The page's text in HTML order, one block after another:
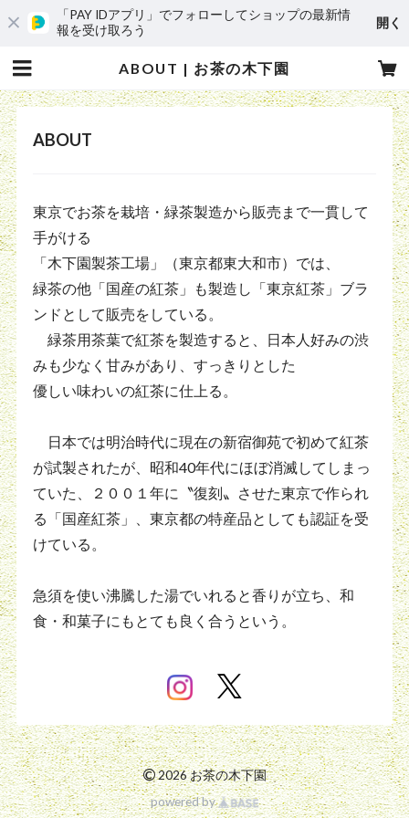
「PAY IDアプリ」でフォローしてショップの最新情
報を受け取ろう
開く
ABOUT | お茶の木下園
ABOUT
東京でお茶を栽培・緑茶製造から販売まで一貫して
手がける
「木下園製茶工場」（東京都東大和市）では、
緑茶の他「国産の紅茶」も製造し「東京紅茶」ブラ
ンドとして販売をしている。
緑茶用茶葉で紅茶を製造すると、日本人好みの渋
みも少なく甘みがあり、すっきりとした
優しい味わいの紅茶に仕上る。
日本では明治時代に現在の新宿御苑で初めて紅茶
が試製されたが、昭和40年代にほぼ消滅してしまっ
ていた、２００１年に〝復刻〟させた東京で作られ
る「国産紅茶」、東京都の特産品としても認証を受
けている。
急須を使い沸騰した湯でいれると香りが立ち、和
食・和菓子にもとても良く合うという。
©2026 お茶の木下園
powered by